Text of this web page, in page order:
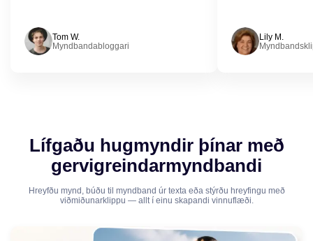
Tom W.
Myndbandabloggari
Lily M.
Lífgaðu hugmyndir þínar með
gervigreindarmyndbandi
Hreyfðu mynd, búðu til myndband úr texta eða stýrðu hreyfingu með
viðmiðunarklippu — allt í einu skapandi vinnuflæði.